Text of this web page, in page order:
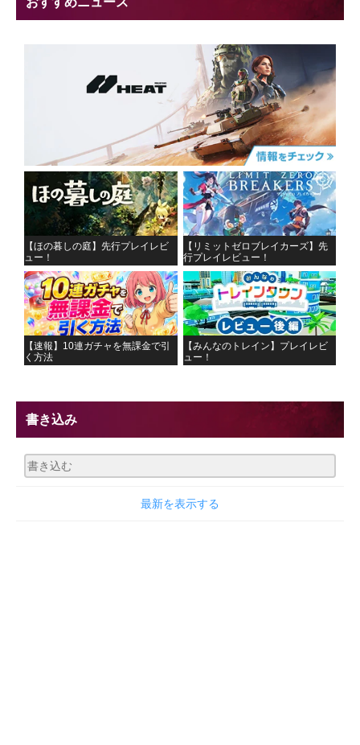
【ほの暮しの庭】先行プレイレビ
ュー！
【リミットゼロブレイカーズ】先
行プレイレビュー！
【速報】10連ガチャを無課金で引
く方法
【みんなのトレイン】プレイレビ
ュー！
書き込み
最新を表示する